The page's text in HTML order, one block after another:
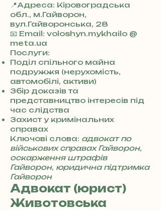
📍Адреса: Кіровоградська
обл., м.Гайворон,
вул.Гайворонська, 28
+
3
8
0
7
3
0
4
8
5
7
8
4
📧 Email: voloshyn.mykhailo @
meta.ua
Послуги:
Поділ спільного майна
подружжя (нерухомість,
автомобілі, активи)
Збір доказів та
представництво інтересів під
час слідства
Захист у кримінальних
справах
Ключові слова: адвокат по
військових справах Гайворон,
оскарження штрафів
Гайворон, юридична підтримка
Гайворон
Адвокат (юрист)
Животовська